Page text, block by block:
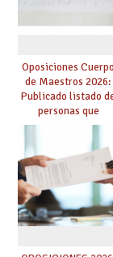
Oposiciones Cuerpo
de Maestros 2026:
Publicado listado
personas que
adquieren nueva
especialidad